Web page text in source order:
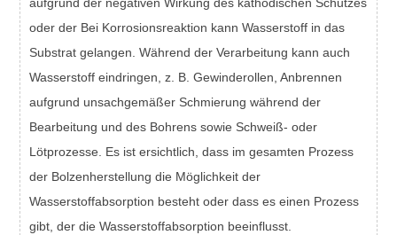
oder der Bei Korrosionsreaktion kann Wasserstoff in das
Substrat gelangen. Während der Verarbeitung kann auch
Wasserstoff eindringen, z. B. Gewinderollen, Anbrennen
aufgrund unsachgemäßer Schmierung während der
Bearbeitung und des Bohrens sowie Schweiß- oder
Lötprozesse. Es ist ersichtlich, dass im gesamten Prozess
der Bolzenherstellung die Möglichkeit der
Wasserstoffabsorption besteht oder dass es einen Prozess
gibt, der die Wasserstoffabsorption beeinflusst.